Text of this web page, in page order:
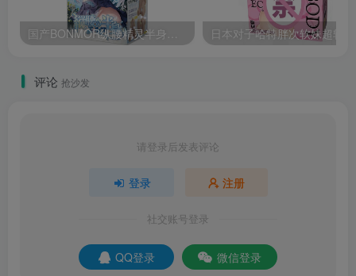
国产BONMOR纵腰精灵半身电动伸缩功能强大体验佳飞机杯测评报告
评论 抢沙发
请登录后发表评论
登录 注册
社交账号登录
QQ登录 微信登录